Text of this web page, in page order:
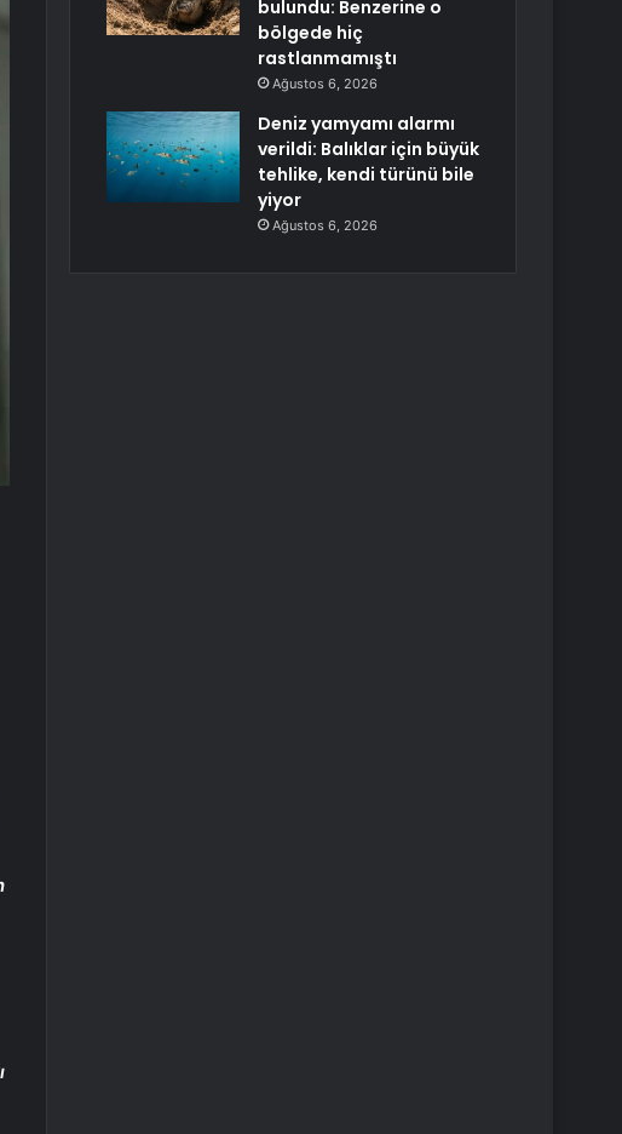
bulundu: Benzerine o
bölgede hiç
rastlanmamıştı
Ağustos 6, 2026
Deniz yamyamı alarmı
verildi: Balıklar için büyük
tehlike, kendi türünü bile
yiyor
Ağustos 6, 2026